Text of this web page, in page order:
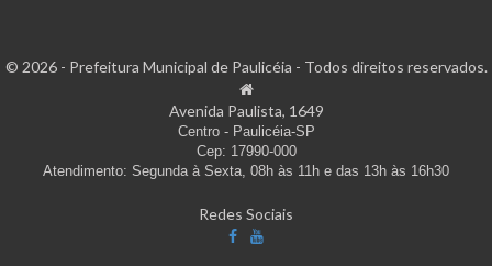
© 2026 - Prefeitura Municipal de Paulicéia - Todos direitos reservados.
Avenida Paulista, 1649
Centro - Paulicéia-SP
Cep: 17990-000
Atendimento: Segunda à Sexta, 08h às 11h e das 13h às 16h30
Redes Sociais